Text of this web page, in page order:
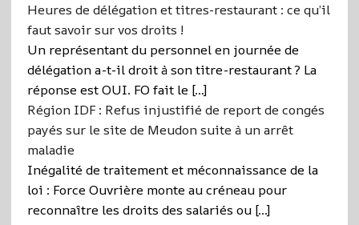
Heures de délégation et titres-restaurant : ce qu’il
faut savoir sur vos droits !
Un représentant du personnel en journée de
délégation a-t-il droit à son titre-restaurant ? La
réponse est OUI. FO fait le […]
Région IDF : Refus injustifié de report de congés
payés sur le site de Meudon suite à un arrêt
maladie
Inégalité de traitement et méconnaissance de la
loi : Force Ouvrière monte au créneau pour
reconnaître les droits des salariés ou […]